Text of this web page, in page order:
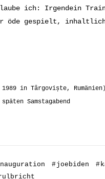
ich: Irgendein
öde gespielt,
in Târgoviște,
Samstagabend
#joebiden #